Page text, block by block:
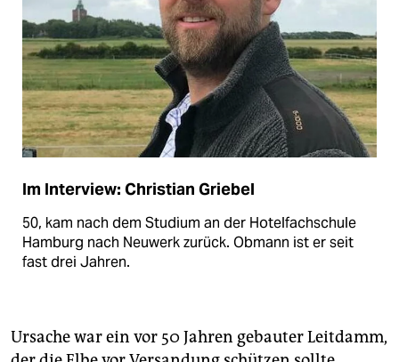
Im Interview: Christian Griebel
50, kam nach dem Studium an der Hotelfachschule
Hamburg nach Neuwerk zurück. Obmann ist er seit
fast drei Jahren.
Ursache war ein vor 50 Jahren gebauter Leitdamm,